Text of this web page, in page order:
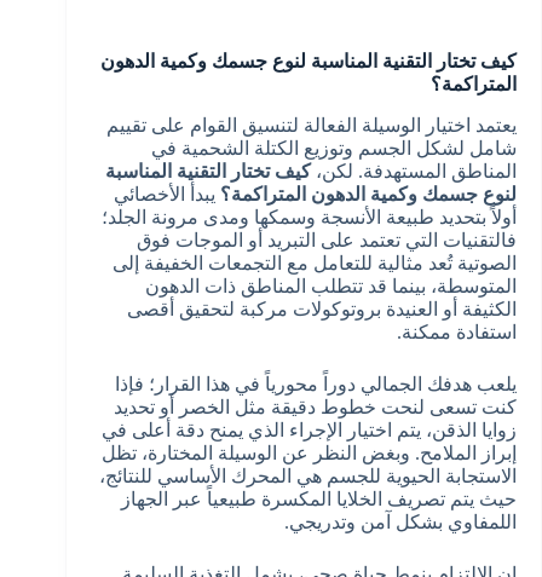
كيف تختار التقنية المناسبة لنوع جسمك وكمية الدهون
المتراكمة؟
يعتمد اختيار الوسيلة الفعالة لتنسيق القوام على تقييم
شامل لشكل الجسم وتوزيع الكتلة الشحمية في
المناطق المستهدفة. لكن، كيف تختار التقنية المناسبة
لنوع جسمك وكمية الدهون المتراكمة؟ يبدأ الأخصائي
أولاً بتحديد طبيعة الأنسجة وسمكها ومدى مرونة الجلد؛
فالتقنيات التي تعتمد على التبريد أو الموجات فوق
الصوتية تُعد مثالية للتعامل مع التجمعات الخفيفة إلى
المتوسطة، بينما قد تتطلب المناطق ذات الدهون
الكثيفة أو العنيدة بروتوكولات مركبة لتحقيق أقصى
استفادة ممكنة.
يلعب هدفك الجمالي دوراً محورياً في هذا القرار؛ فإذا
كنت تسعى لنحت خطوط دقيقة مثل الخصر أو تحديد
زوايا الذقن، يتم اختيار الإجراء الذي يمنح دقة أعلى في
إبراز الملامح. وبغض النظر عن الوسيلة المختارة، تظل
الاستجابة الحيوية للجسم هي المحرك الأساسي للنتائج،
حيث يتم تصريف الخلايا المكسرة طبيعياً عبر الجهاز
اللمفاوي بشكل آمن وتدريجي.